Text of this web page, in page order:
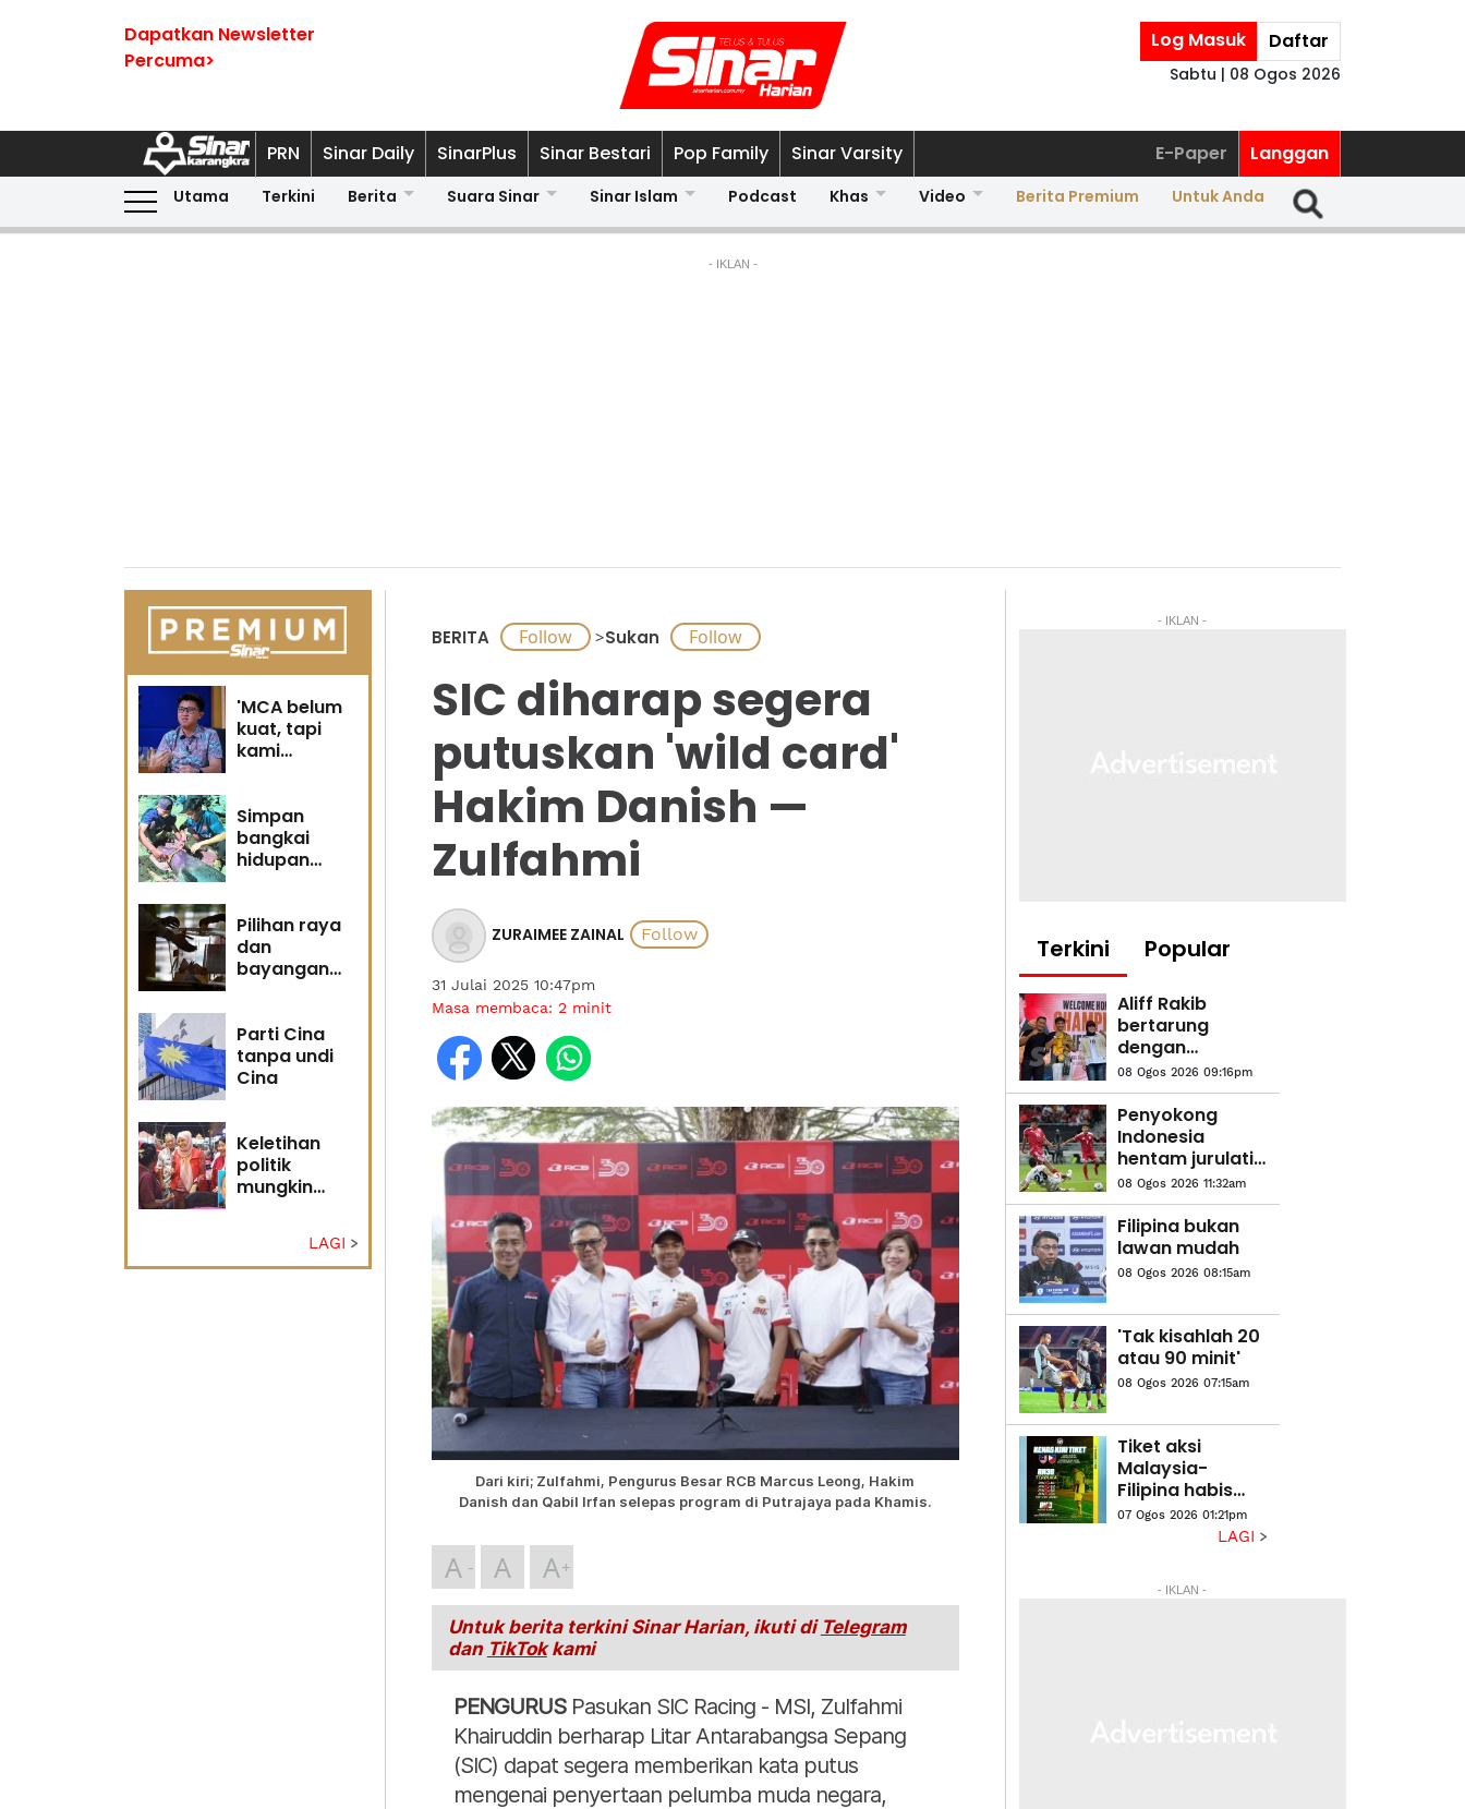
Dapatkan Newsletter
Percuma>
Log Masuk Daftar
Sabtu | 08 Ogos 2026
PRN Sinar Daily SinarPlus Sinar Bestari Pop Family Sinar Varsity E-Paper Langgan
Utama Terkini Berita Suara Sinar Sinar Islam Podcast Khas Video Berita Premium Untuk Anda
- IKLAN -
'MCA belum
kuat, tapi
kami
Simpan
bangkai
hidupan
Pilihan raya
dan
bayangan
Parti Cina
tanpa undi
Cina
Keletihan
politik
mungkin
Penganalisis
LAGI
BERITA >Sukan
SIC diharap segera
putuskan 'wild card'
Hakim Danish —
Zulfahmi
ZURAIMEE ZAINAL
31 Julai 2025 10:47pm
Masa membaca: 2 minit
Dari kiri; Zulfahmi, Pengurus Besar RCB Marcus Leong, Hakim
Danish dan Qabil Irfan selepas program di Putrajaya pada Khamis.
A A A
Untuk berita terkini Sinar Harian, ikuti di Telegram
dan TikTokkami
PENGURUSPasukan SIC Racing - MSI, Zulfahmi
Khairuddin berharap Litar Antarabangsa Sepang
(SIC) dapat segera memberikan kata putus
mengenai penyertaan pelumba muda negara,
- IKLAN -
Terkini Popular
Aliff Rakib
bertarung
dengan
Prajanchai
Oktober ini
08 Ogos 2026 09:16pm
Penyokong
Indonesia
hentam jurulatih
Garuda
08 Ogos 2026 11:32am
Filipina bukan
lawan mudah
08 Ogos 2026 08:15am
'Tak kisahlah 20
atau 90 minit'
08 Ogos 2026 07:15am
Tiket aksi
Malaysia-
Filipina habis
terjual
07 Ogos 2026 01:21pm
LAGI
- IKLAN -